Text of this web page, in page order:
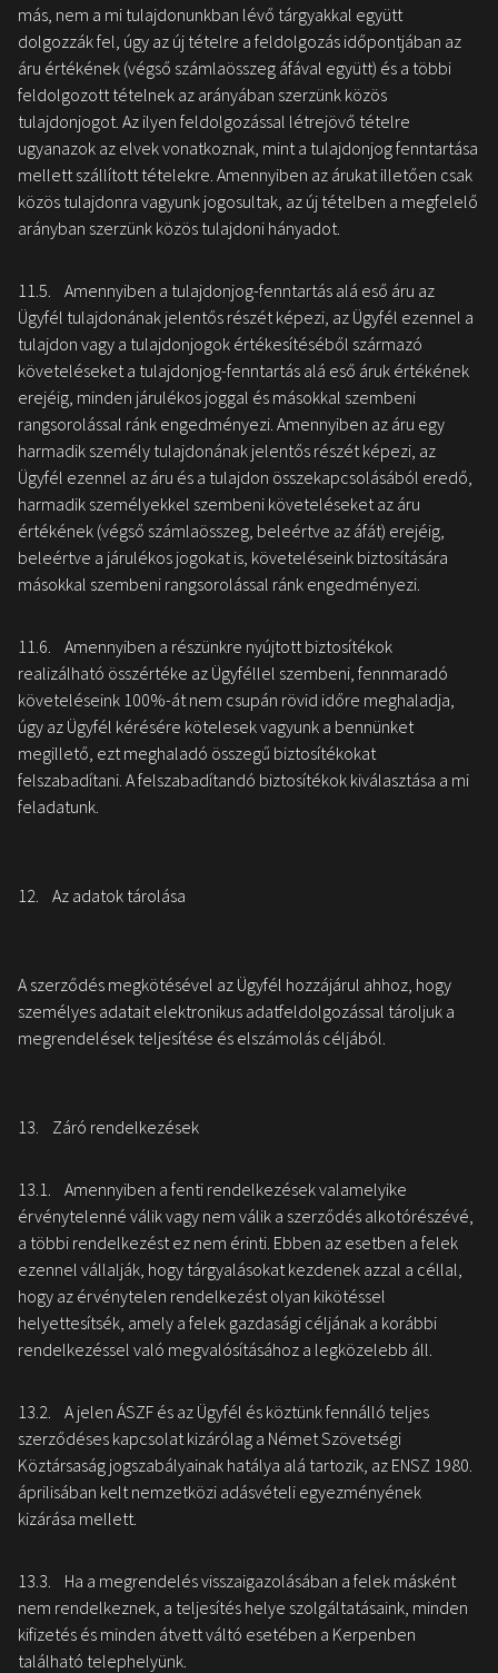
más, nem a mi tulajdonunkban lévő tárgyakkal együtt
dolgozzák fel, úgy az új tételre a feldolgozás időpontjában az
áru értékének (végső számlaösszeg áfával együtt) és a többi
feldolgozott tételnek az arányában szerzünk közös
tulajdonjogot. Az ilyen feldolgozással létrejövő tételre
ugyanazok az elvek vonatkoznak, mint a tulajdonjog fenntartása
mellett szállított tételekre. Amennyiben az árukat illetően csak
közös tulajdonra vagyunk jogosultak, az új tételben a megfelelő
arányban szerzünk közös tulajdoni hányadot.
11.5. Amennyiben a tulajdonjog-fenntartás alá eső áru az
Ügyfél tulajdonának jelentős részét képezi, az Ügyfél ezennel a
tulajdon vagy a tulajdonjogok értékesítéséből származó
követeléseket a tulajdonjog-fenntartás alá eső áruk értékének
erejéig, minden járulékos joggal és másokkal szembeni
rangsorolással ránk engedményezi. Amennyiben az áru egy
harmadik személy tulajdonának jelentős részét képezi, az
Ügyfél ezennel az áru és a tulajdon összekapcsolásából eredő,
harmadik személyekkel szembeni követeléseket az áru
értékének (végső számlaösszeg, beleértve az áfát) erejéig,
beleértve a járulékos jogokat is, követeléseink biztosítására
másokkal szembeni rangsorolással ránk engedményezi.
11.6. Amennyiben a részünkre nyújtott biztosítékok
realizálható összértéke az Ügyféllel szembeni, fennmaradó
követeléseink 100%-át nem csupán rövid időre meghaladja,
úgy az Ügyfél kérésére kötelesek vagyunk a bennünket
megillető, ezt meghaladó összegű biztosítékokat
felszabadítani. A felszabadítandó biztosítékok kiválasztása a mi
feladatunk.
12. Az adatok tárolása
A szerződés megkötésével az Ügyfél hozzájárul ahhoz, hogy
személyes adatait elektronikus adatfeldolgozással tároljuk a
megrendelések teljesítése és elszámolás céljából.
13. Záró rendelkezések
13.1. Amennyiben a fenti rendelkezések valamelyike
érvénytelenné válik vagy nem válik a szerződés alkotórészévé,
a többi rendelkezést ez nem érinti. Ebben az esetben a felek
ezennel vállalják, hogy tárgyalásokat kezdenek azzal a céllal,
hogy az érvénytelen rendelkezést olyan kikötéssel
helyettesítsék, amely a felek gazdasági céljának a korábbi
rendelkezéssel való megvalósításához a legközelebb áll.
13.2. A jelen ÁSZF és az Ügyfél és köztünk fennálló teljes
szerződéses kapcsolat kizárólag a Német Szövetségi
Köztársaság jogszabályainak hatálya alá tartozik, az ENSZ 1980.
áprilisában kelt nemzetközi adásvételi egyezményének
kizárása mellett.
13.3. Ha a megrendelés visszaigazolásában a felek másként
nem rendelkeznek, a teljesítés helye szolgáltatásaink, minden
kifizetés és minden átvett váltó esetében a Kerpenben
található telephelyünk.